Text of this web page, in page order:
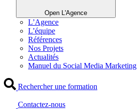
Open L'Agence
L’Agence
L’équipe
Références
Nos Projets
Actualités
Manuel du Social Media Marketing
Rechercher une formation
Contactez-nous